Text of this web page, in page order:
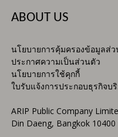
ABOUT US
นโยบายการคุ้มครองข้อมูลส่
ประกาศความเป็นส่วนตัว
นโยบายการใช้คุกกี้
ใบรับแจ้งการประกอบธุรกิจ
ARIP Public Company
Din Daeng, Bangkok